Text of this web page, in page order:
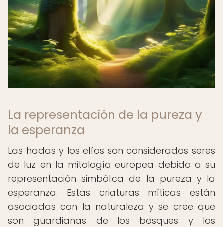
La representación de la pureza y
la esperanza
Las hadas y los elfos son considerados seres
de luz en la mitología europea debido a su
representación simbólica de la pureza y la
esperanza. Estas criaturas míticas están
asociadas con la naturaleza y se cree que
son guardianas de los bosques y los